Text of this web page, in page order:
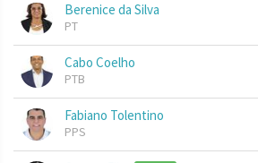
Berenice da Silva
PT
Cabo Coelho
PTB
Fabiano Tolentino
PPS